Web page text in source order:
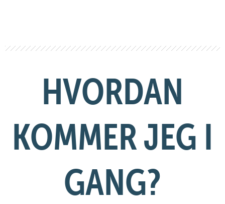
HVORDAN
KOMMER JEG I
GANG?